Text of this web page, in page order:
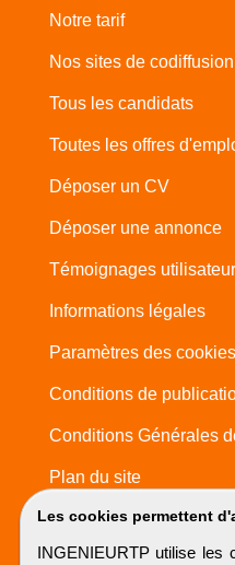
Les cookies permettent
INGENIEURTP utilise les
Notre tarif
Nos sites de codiffusion
Tous les candidats
Toutes les offres
Déposer un CV
Déposer une annonce
Témoignages
Informations légales
Paramètres des cookies
Conditions de
Conditions Générales
Plan du site